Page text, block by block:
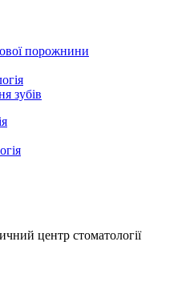
порожнини
зубів
центр стоматології